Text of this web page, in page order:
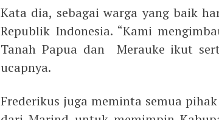
Kata dia, sebagai warga yang baik
Republik Indonesia. “Kami
Tanah Papua dan Merauke ikut
ucapnya.
Frederikus juga meminta semua